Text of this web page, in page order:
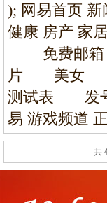
); 网易首页
健康 房产 家
免费邮箱
片 美女
测试表
易 游戏频道 正
共